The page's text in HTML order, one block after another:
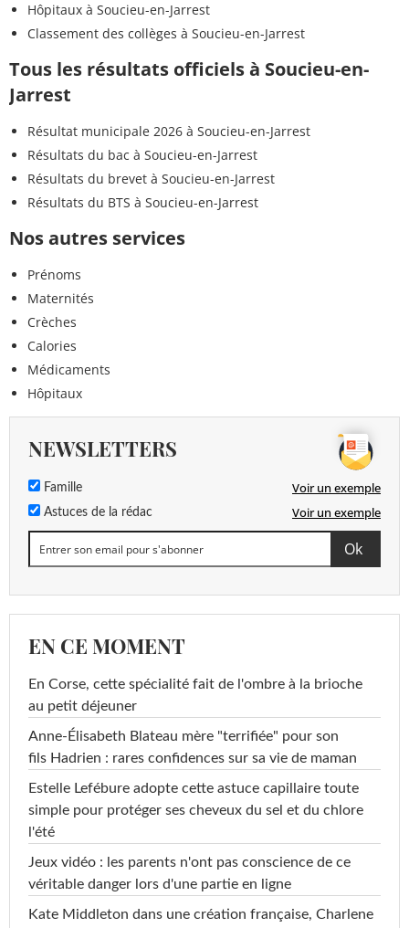
Hôpitaux à Soucieu-en-Jarrest
Classement des collèges à Soucieu-en-Jarrest
Tous les résultats officiels à Soucieu-en-
Jarrest
Résultat municipale 2026 à Soucieu-en-Jarrest
Résultats du bac à Soucieu-en-Jarrest
Résultats du brevet à Soucieu-en-Jarrest
Résultats du BTS à Soucieu-en-Jarrest
Nos autres services
Prénoms
Maternités
Crèches
Calories
Médicaments
Hôpitaux
NEWSLETTERS
Famille Voir un exemple
Astuces de la rédac Voir un exemple
EN CE MOMENT
En Corse, cette spécialité fait de l'ombre à la brioche
au petit déjeuner
Anne-Élisabeth Blateau mère "terrifiée" pour son
fils Hadrien : rares confidences sur sa vie de maman
Estelle Lefébure adopte cette astuce capillaire toute
simple pour protéger ses cheveux du sel et du chlore
l'été
Jeux vidéo : les parents n'ont pas conscience de ce
véritable danger lors d'une partie en ligne
Kate Middleton dans une création française, Charlene